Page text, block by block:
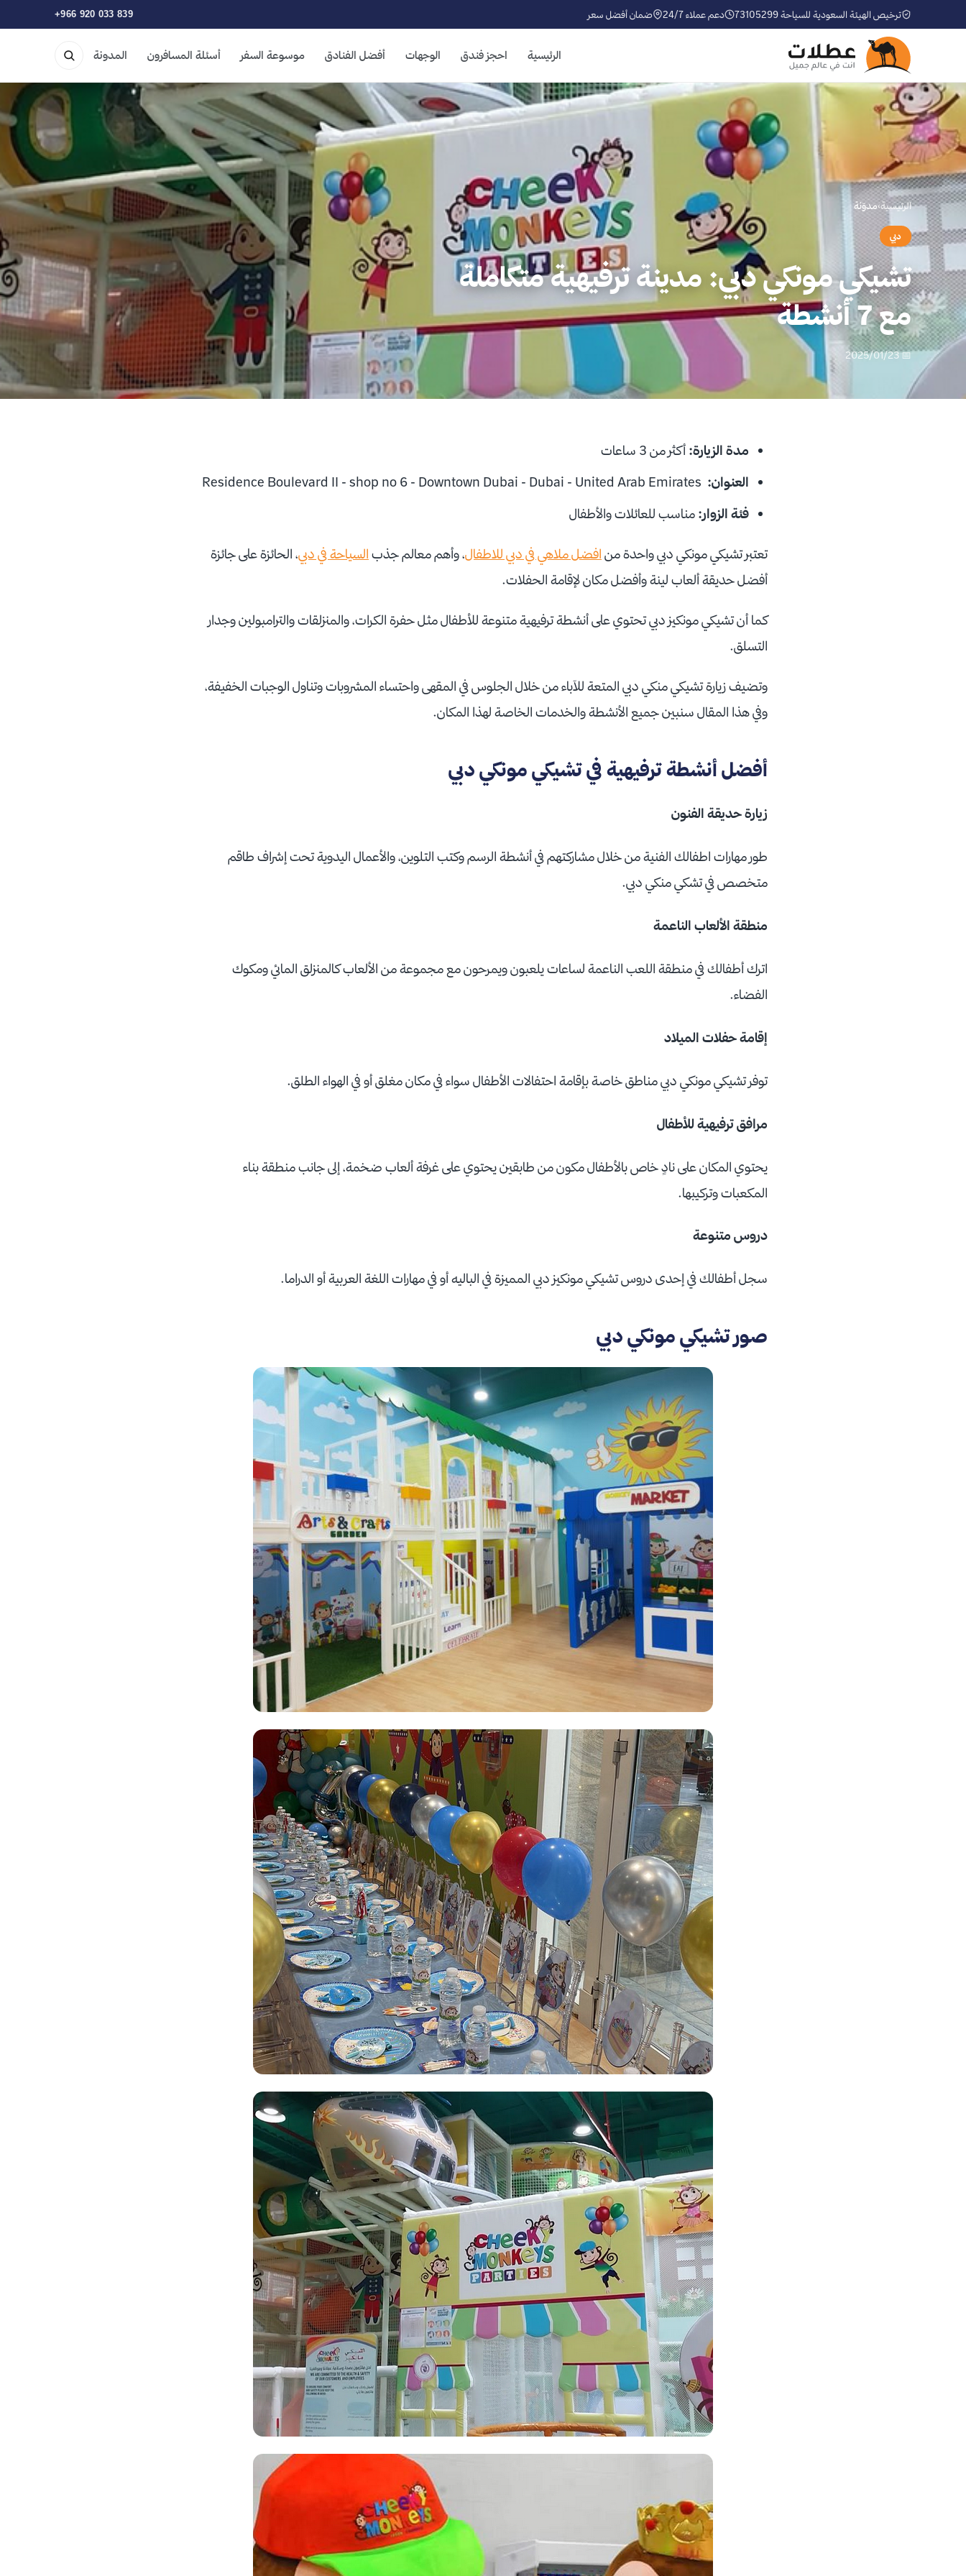
ترخيص الهيئة السعودية للسياحة 73105299 دعم عملاء 24/7 ضمان أفضل سعر +966 920 033 839
الرئيسية احجز فندق الوجهات أفضل الفنادق موسوعة السفر أسئلة المسافرون المدونة
الرئيسية›مدوّنة
دبي
تشيكي مونكي دبي: مدينة ترفيهية متكاملة
مع 7 أنشطة
📅 2025/01/23
مدة الزيارة: أكثر من 3 ساعات
العنوان:
فئة الزوار: مناسب للعائلات والأطفال
تعتبر تشيكي مونكي دبي واحدة من افضل ملاهي في دبي للاطفال، وأهم معالم جذب السياحة في دبي، الحائزة على جائزة
أفضل حديقة ألعاب لينة وأفضل مكان لإقامة الحفلات.
كما أن تشيكي مونكيز دبي تحتوي على أنشطة ترفيهية متنوعة للأطفال مثل حفرة الكرات، والمنزلقات والترامبولين وجدار
التسلق.
وتضيف زيارة تشيكي منكي دبي المتعة للآباء من خلال الجلوس في المقهى واحتساء المشروبات وتناول الوجبات الخفيفة،
وفي هذا المقال سنبين جميع الأنشطة والخدمات الخاصة لهذا المكان.
أفضل أنشطة ترفيهية في تشيكي مونكي دبي
زيارة حديقة الفنون
طور مهارات اطفالك الفنية من خلال مشاركتهم في أنشطة الرسم وكتب التلوين، والأعمال اليدوية تحت إشراف طاقم
متخصص في تشكي منكي دبي.
منطقة الألعاب الناعمة
اترك أطفالك في منطقة اللعب الناعمة لساعات يلعبون ويمرحون مع مجموعة من الألعاب كالمنزلق المائي ومكوك
الفضاء.
إقامة حفلات الميلاد
توفر تشيكي مونكي دبي مناطق خاصة بإقامة احتفالات الأطفال سواء في مكان مغلق أو في الهواء الطلق.
مرافق ترفيهية للأطفال
يحتوي المكان على نادٍ خاص بالأطفال مكون من طابقين يحتوي على غرفة ألعاب ضخمة، إلى جانب منطقة بناء
المكعبات وتركيبها.
دروس متنوعة
سجل أطفالك في إحدى دروس تشيكي مونكيز دبي المميزة في الباليه أو في مهارات اللغة العربية أو الدراما.
صور تشيكي مونكي دبي